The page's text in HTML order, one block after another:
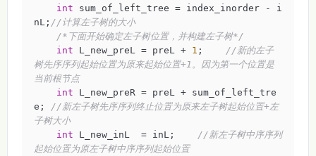
int sum_of_left_tree = index_inorder - i
nL; //计算左子树的大小
/*下面开始确定左子树位置，并构建左子树*/
int L_new_preL = preL + 1 ;
//新的左子
树先序序列起始位置为原来起始位置+1。因为第一个位置是
当前根节点
int L_new_preR = preL + sum_of_left_tre
e;
//新左子树先序序列终止位置为原来左子树起始位置+左
子树大小
int L_new_inL  = inL;
//新左子树中序序列
起始位置为原左子树中序序列起始位置